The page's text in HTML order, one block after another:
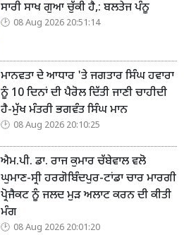
ਸਾਰੀ ਸਾਖ ਗੁਆ ਚੁੱਕੀ ਹੈ,: ਬਲਤੇਜ ਪੰਨੂ
08 Aug 2026 20:51:14
ਮਾਨਵਤਾ ਦੇ ਆਧਾਰ 'ਤੇ ਜਗਤਾਰ ਸਿੰਘ ਹਵਾਰਾ
ਨੂੰ 10 ਦਿਨਾਂ ਦੀ ਪੈਰੋਲ ਦਿੱਤੀ ਜਾਣੀ ਚਾਹੀਦੀ
ਹੈ-ਮੁੱਖ ਮੰਤਰੀ ਭਗਵੰਤ ਸਿੰਘ ਮਾਨ
08 Aug 2026 20:10:25
ਐਮ.ਪੀ. ਡਾ. ਰਾਜ ਕੁਮਾਰ ਚੱਬੇਵਾਲ ਵਲੋ
ਘੁਮਾਣ-ਸ੍ਰੀ ਹਰਗੋਬਿੰਦਪੁਰ-ਟਾਂਡਾ ਚਾਰ ਮਾਰਗੀ
ਪ੍ਰੋਜੈਕਟ ਨੂੰ ਜਲਦ ਮੁੜ ਅਲਾਟ ਕਰਨ ਦੀ ਕੀਤੀ
ਮੰਗ
08 Aug 2026 20:01:20